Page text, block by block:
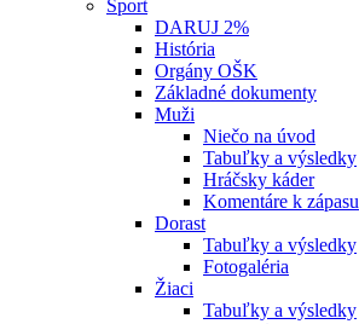
Šport
DARUJ 2%
História
Orgány OŠK
Základné dokumenty
Muži
Niečo na úvod
Tabuľky a výsledky
Hráčsky káder
Komentáre k zápasu
Dorast
Tabuľky a výsledky
Fotogaléria
Žiaci
Tabuľky a výsledky